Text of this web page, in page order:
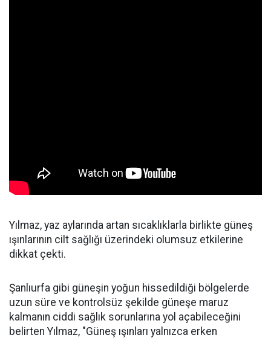
Yılmaz, yaz aylarında artan sıcaklıklarla birlikte güneş
ışınlarının cilt sağlığı üzerindeki olumsuz etkilerine
dikkat çekti.
Şanlıurfa gibi güneşin yoğun hissedildiği bölgelerde
uzun süre ve kontrolsüz şekilde güneşe maruz
kalmanın ciddi sağlık sorunlarına yol açabileceğini
belirten Yılmaz, "Güneş ışınları yalnızca erken